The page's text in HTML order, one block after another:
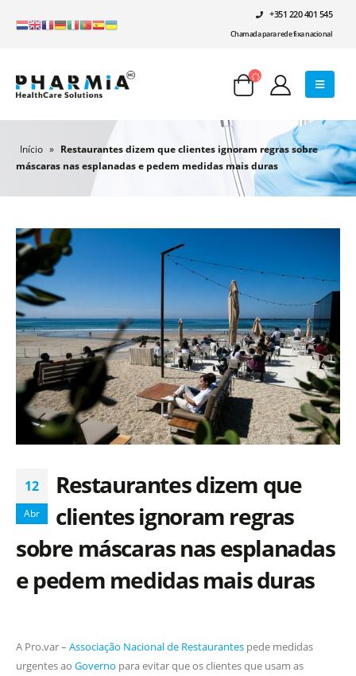
+351 220 401 545
Chamada para rede fixa nacional
Início » Restaurantes dizem que clientes ignoram regras sobre
máscaras nas esplanadas e pedem medidas mais duras
12
Abr
Restaurantes dizem que
clientes ignoram regras
sobre máscaras nas esplanadas
e pedem medidas mais duras
A Pro.var – Associação Nacional de Restaurantes pede medidas
urgentes ao Governo para evitar que os clientes que usam as